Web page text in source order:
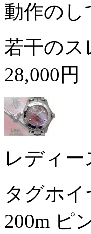
動作の
若干のス
28,000円
レディ
タグホ
200m ピ